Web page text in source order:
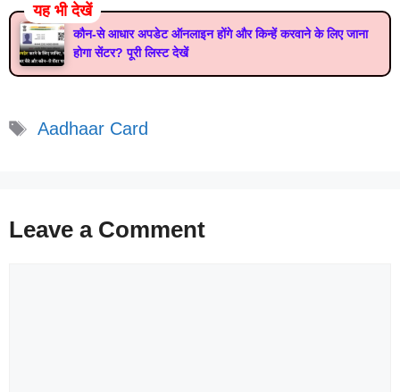
यह भी देखें
कौन-से आधार अपडेट ऑनलाइन होंगे और किन्हें करवाने के लिए जाना
होगा सेंटर? पूरी लिस्ट देखें
Tags
Aadhaar Card
Leave a Comment